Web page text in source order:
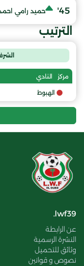
45' حميد رامي
الترتيب
مركز النادي
الهبوط
lwf39.
عن الرابطة
النشرة الرسمية
وثائق للتحميل
نصوص و قوانين